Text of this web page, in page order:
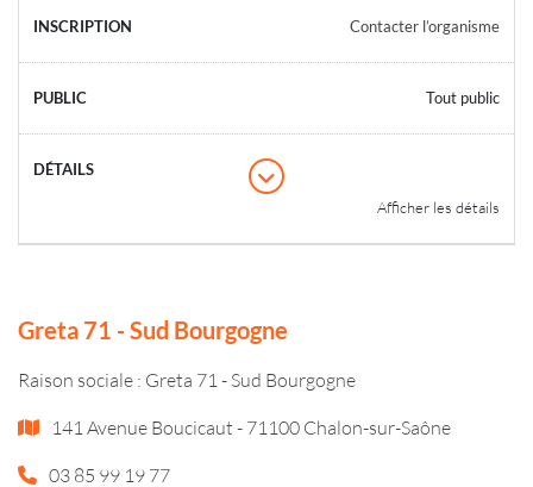
Contacter l’organisme
Tout public
Afficher les détails
Greta 71 - Sud Bourgogne
Raison sociale : Greta 71 - Sud Bourgogne
141 Avenue Boucicaut - 71100 Chalon-sur-Saône
03 85 99 19 77